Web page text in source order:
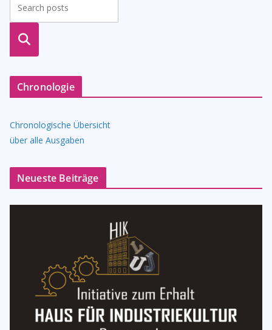
suche
Chronologie
Chronologische Übersicht
über alle Ausgaben
Neueste Beiträge